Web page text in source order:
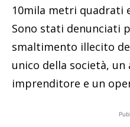
10mila metri quadrati
Sono stati denunciati
smaltimento illecito
unico della società,
imprenditore e un